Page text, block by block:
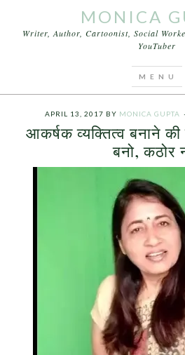
MONICA
Writer, Author, Cartoonist, Social
YouTuber
स्मार्ट बनने के टिप्स खूबसूरत कैसे बने
APRIL 13, 2017 BY MONICA GUPTA
आकर्षक व्यक्तित्व बनाने
बनो, कठोर